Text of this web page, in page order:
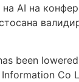
AI на
been
Co